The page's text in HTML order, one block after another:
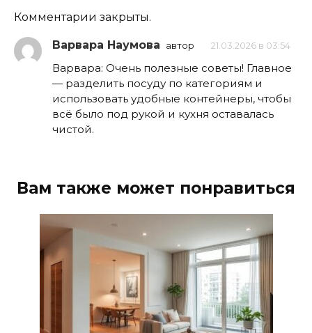
Комментарии закрыты.
Варвара Наумова автор 21.03.2026 в 03:54
Варвара: Очень полезные советы! Главное
— разделить посуду по категориям и
использовать удобные контейнеры, чтобы
всё было под рукой и кухня оставалась
чистой.
Вам также может понравиться